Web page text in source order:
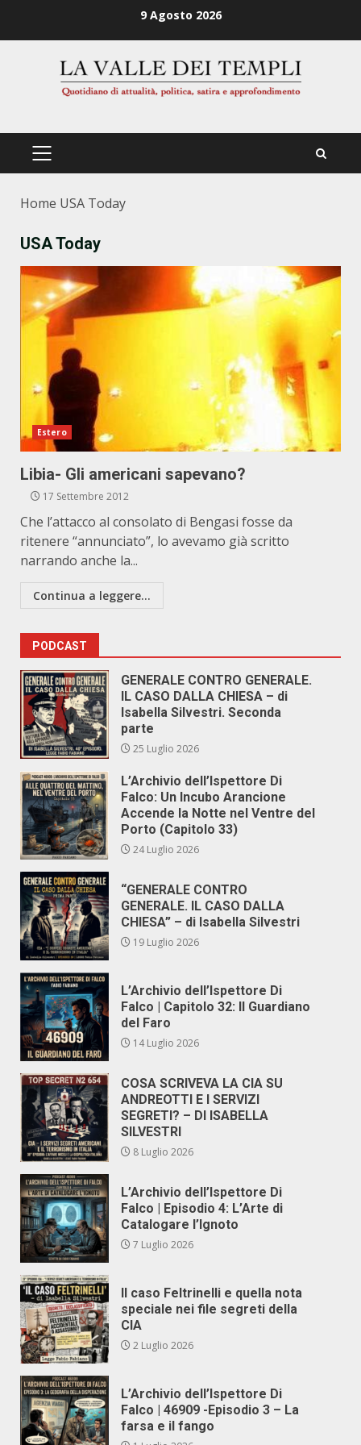
9 Agosto 2026
PRIMÄRES
Home USA Today
USA Today
Estero
Libia- Gli americani sapevano?
17 Settembre 2012
Che l’attacco al consolato di Bengasi fosse da
ritenere “annunciato”, lo avevamo già scritto
narrando anche la...
Continua a leggere...
PODCAST
GENERALE CONTRO GENERALE.
IL CASO DALLA CHIESA – di
Isabella Silvestri. Seconda
parte
25 Luglio 2026
L’Archivio dell’Ispettore Di
Falco: Un Incubo Arancione
Accende la Notte nel Ventre del
Porto (Capitolo 33)
24 Luglio 2026
“GENERALE CONTRO
GENERALE. IL CASO DALLA
CHIESA” – di Isabella Silvestri
19 Luglio 2026
L’Archivio dell’Ispettore Di
Falco | Capitolo 32: Il Guardiano
del Faro
14 Luglio 2026
COSA SCRIVEVA LA CIA SU
ANDREOTTI E I SERVIZI
SEGRETI? – DI ISABELLA
SILVESTRI
8 Luglio 2026
L’Archivio dell’Ispettore Di
Falco | Episodio 4: L’Arte di
Catalogare l’Ignoto
7 Luglio 2026
Il caso Feltrinelli e quella nota
speciale nei file segreti della
CIA
2 Luglio 2026
L’Archivio dell’Ispettore Di
Falco | 46909 -Episodio 3 – La
farsa e il fango